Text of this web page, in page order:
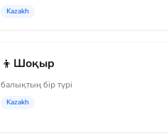
Kazakh
👦 Шоқыр
балықтың бір түрі
Kazakh